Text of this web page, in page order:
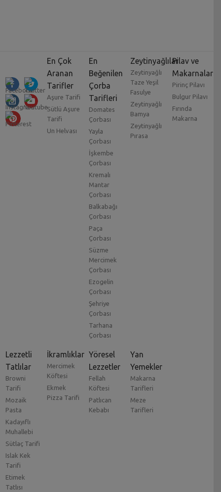
En Çok
Aranan
Tarifler
Aşure Tarifi
Sütlü Aşure
Tarifi
Un Helvası
En
Beğenilen
Çorba
Tarifleri
Domates
Çorbası
Yayla
Çorbası
İşkembe
Çorbası
Kremalı
Mantar
Çorbası
Balkabağı
Çorbası
Paça
Çorbası
Süzme
Mercimek
Çorbası
Ezogelin
Çorbası
Şehriye
Çorbası
Tarhana
Çorbası
Zeytinyağlılar
Zeytinyağlı
Taze Yeşil
Fasulye
Zeytinyağlı
Bamya
Zeytinyağlı
Pırasa
Pilav ve
Makarnalar
Pirinç Pilavı
Bulgur Pilavı
Fırında
Makarna
Lezzetli
Tatlılar
Browni
Tarifi
Mozaik
Pasta
Kadayıflı
Muhallebi
Sütlaç Tarifi
Islak Kek
Tarifi
Etimek
Tatlısı
İkramlıklar
Mercimek
Köftesi
Ekmek
Pizza Tarifi
Yöresel
Lezzetler
Fellah
Köftesi
Patlıcan
Kebabı
Yan
Yemekler
Makarna
Tarifleri
Meze
Tarifleri